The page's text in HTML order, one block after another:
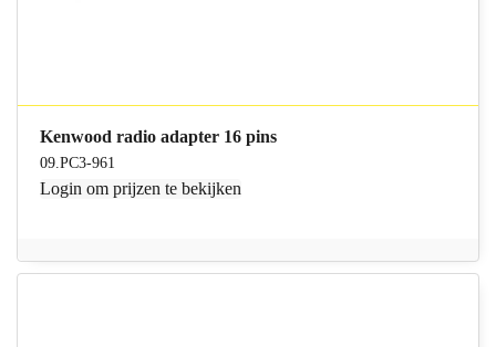
Kenwood radio adapter 16 pins
09.PC3-961
Login om prijzen te bekijken